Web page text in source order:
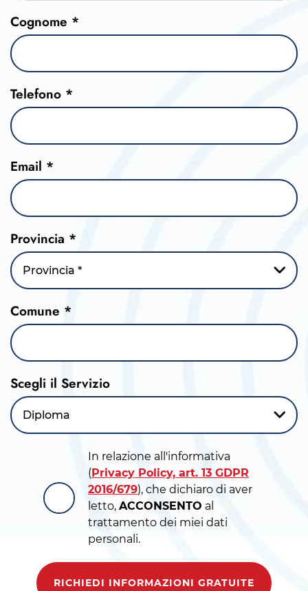
Cognome *
Telefono *
Email *
Provincia *
Provincia *
Comune *
Scegli il Servizio
Diploma
In relazione all'informativa
(Privacy Policy, art. 13 GDPR
2016/679), che dichiaro di aver
letto, ACCONSENTO al
trattamento dei miei dati
personali.
RICHIEDI INFORMAZIONI GRATUITE